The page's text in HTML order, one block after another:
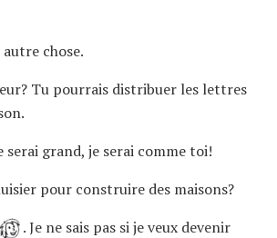
chose.
Tu pourrais distribuer les lettres
serai grand, je serai comme toi!
pour construire des maisons?
. Je ne sais pas si je veux devenir